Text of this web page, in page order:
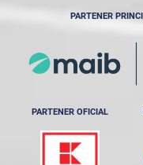
PARTENER
PARTENER OFICIAL